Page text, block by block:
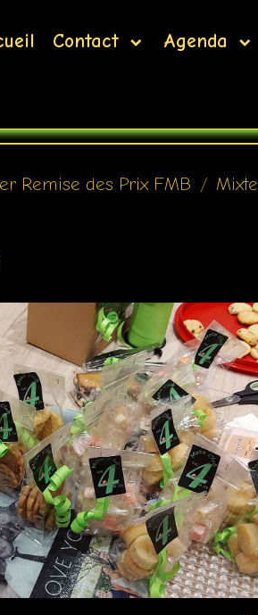
Contact Agenda
Remise des Prix FMB
Mixte